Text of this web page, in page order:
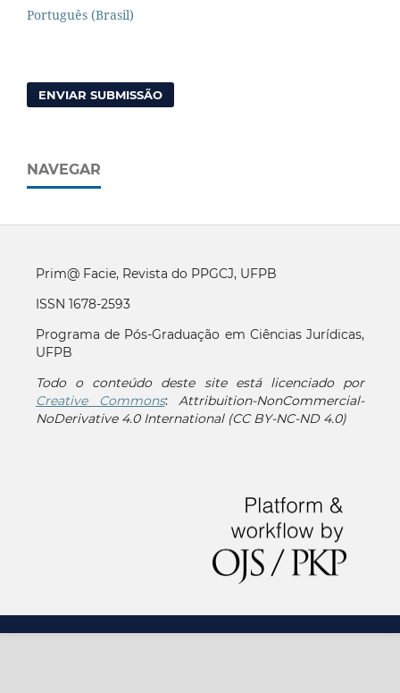
Português (Brasil)
ENVIAR SUBMISSÃO
NAVEGAR
Prim@ Facie, Revista do PPGCJ, UFPB
ISSN 1678-2593
Programa de Pós-Graduação em Ciências Jurídicas,
UFPB
Todo o conteúdo deste site está licenciado por
Creative Commons:Attribuition-NonCommercial-
NoDerivative 4.0 International (CC BY-NC-ND 4.0)